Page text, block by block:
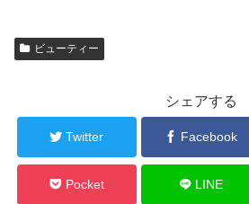
ビューティー
シェアする
Twitter Facebook
Pocket LINE